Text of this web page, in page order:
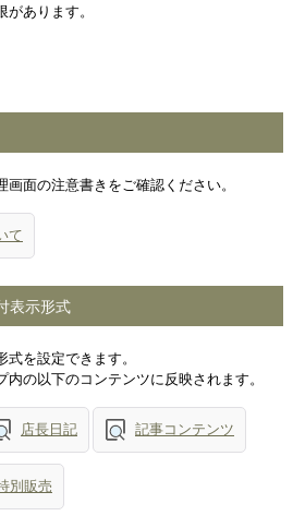
あります。
面の注意書きをご確認ください。
て
表示形式
を設定できます。
内の以下のコンテンツに反映されます。
店長日記 記事コンテンツ
別販売